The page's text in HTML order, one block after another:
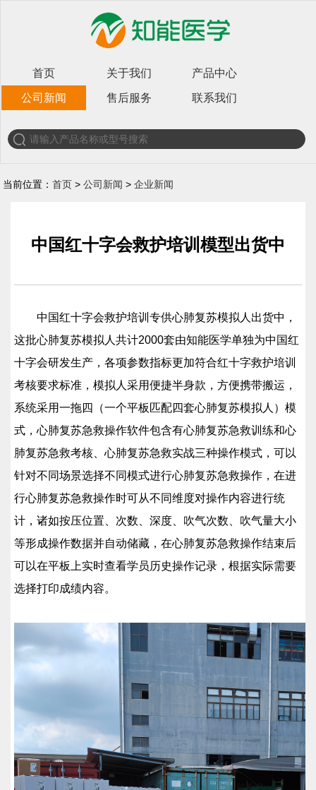
首页 关于我们 产品中心
公司新闻 售后服务 联系我们
当前位置：首页 >公司新闻 >企业新闻
中国红十字会救护培训模型出货中
中国红十字会救护培训专供心肺复苏模拟人出货中，
这批心肺复苏模拟人共计2000套由知能医学单独为中国红
十字会研发生产，各项参数指标更加符合红十字救护培训
考核要求标准，模拟人采用便捷半身款，方便携带搬运，
系统采用一拖四（一个平板匹配四套心肺复苏模拟人）模
式，心肺复苏急救操作软件包含有心肺复苏急救训练和心
肺复苏急救考核、心肺复苏急救实战三种操作模式，可以
针对不同场景选择不同模式进行心肺复苏急救操作，在进
行心肺复苏急救操作时可从不同维度对操作内容进行统
计，诸如按压位置、次数、深度、吹气次数、吹气量大小
等形成操作数据并自动储藏，在心肺复苏急救操作结束后
可以在平板上实时查看学员历史操作记录，根据实际需要
选择打印成绩内容。